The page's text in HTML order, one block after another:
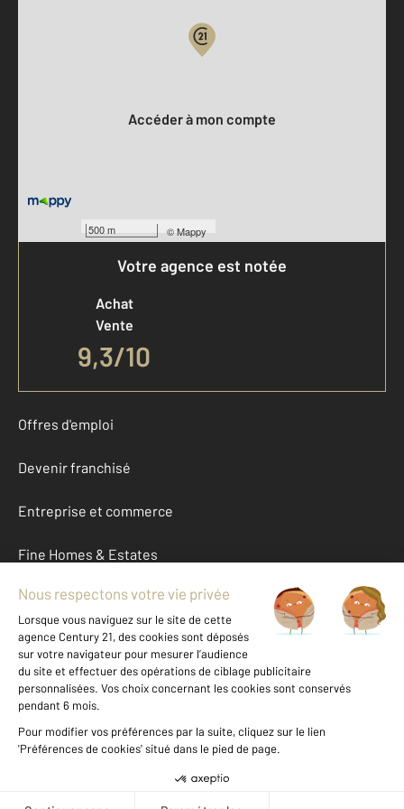
500 m ©Mappy
Accéder à mon compte
Votre agence est notée
Achat
Vente
9,3/10
Offres d'emploi
Devenir franchisé
Entreprise et commerce
Fine Homes & Estates
À propos
International
Nous contacter
Données personnelles